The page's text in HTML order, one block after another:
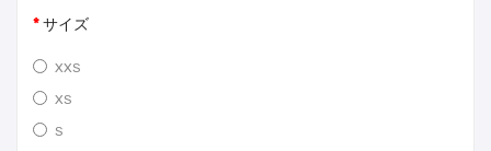
サイズ
XXS
XS
S